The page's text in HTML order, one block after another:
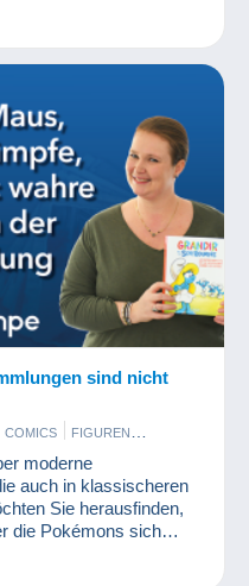
sind nicht
COMICS
FIGUREN
moderne
auch in klassischeren
Sie herausfinden,
die Pokémons sich
sich unser Video an!